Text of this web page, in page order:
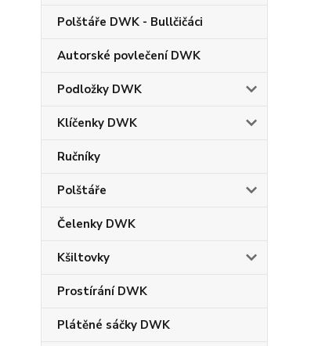
Polštáře DWK - Bullčičáci
Autorské povlečení DWK
Podložky DWK
Klíčenky DWK
Ručníky
Polštáře
Čelenky DWK
Kšiltovky
Prostírání DWK
Plátěné sáčky DWK